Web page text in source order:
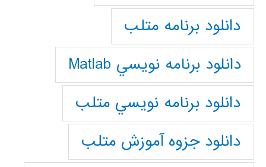
دانلود برنامه متلب
دانلود برنامه نويسي Matlab
دانلود برنامه نويسي متلب
دانلود جزوه آموزش متلب